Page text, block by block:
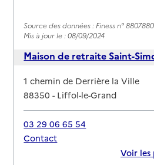
Source des données : Finess n°
Mis à jour le : 08/09/2024
Maison de retraite Saint-
Adresse
1 chemin de Derrière la Ville
88350-Liffol-le-Grand
03 29 06 65 54
Contact
Voir les